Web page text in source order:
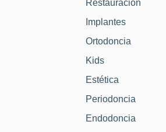
Restauración
Implantes
Ortodoncia
Kids
Estética
Periodoncia
Endodoncia